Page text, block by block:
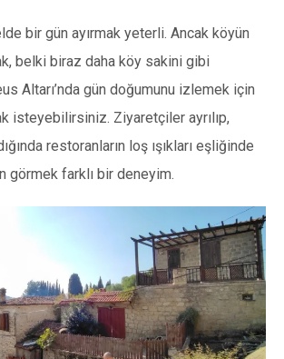
bir gün ayırmak yeterli. Ancak köyün
belki biraz daha köy sakini gibi
Altarı’nda gün doğumunu izlemek için
isteyebilirsiniz. Ziyaretçiler ayrılıp,
restoranların loş ışıkları eşliğinde
görmek farklı bir deneyim.